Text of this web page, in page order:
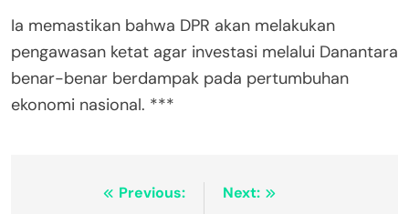
Ia memastikan bahwa DPR akan melakukan
pengawasan ketat agar investasi melalui Danantara
benar-benar berdampak pada pertumbuhan
ekonomi nasional. ***
Previous:
Next: